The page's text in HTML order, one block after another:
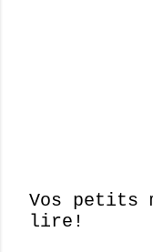
E
Vos petits
lire!